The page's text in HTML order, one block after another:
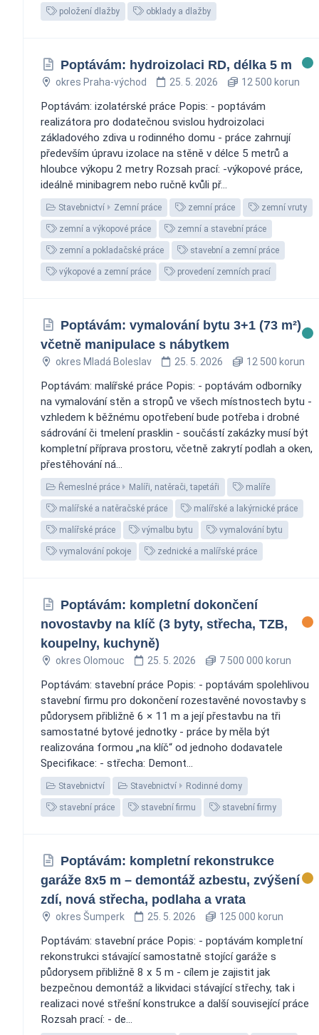
položení dlažby obklady a dlažby
Poptávám: hydroizolaci RD, délka 5 m
okres Praha-východ 25. 5. 2026 12 500 korun
Poptávám: izolatérské práce Popis: - poptávám
realizátora pro dodatečnou svislou hydroizolaci
základového zdiva u rodinného domu - práce zahrnují
především úpravu izolace na stěně v délce 5 metrů a
hloubce výkopu 2 metry Rozsah prací: -výkopové práce,
ideálně minibagrem nebo ručně kvůli př...
Stavebnictví Zemní práce zemní práce zemní vruty
zemní a výkopové práce zemní a stavební práce
zemní a pokladačské práce stavební a zemní práce
výkopové a zemní práce provedení zemních prací
Poptávám: vymalování bytu 3+1 (73 m²)
včetně manipulace s nábytkem
okres Mladá Boleslav 25. 5. 2026 12 500 korun
Poptávám: malířské práce Popis: - poptávám odborníky
na vymalování stěn a stropů ve všech místnostech bytu -
vzhledem k běžnému opotřebení bude potřeba i drobné
sádrování či tmelení prasklin - součástí zakázky musí být
kompletní příprava prostoru, včetně zakrytí podlah a oken,
přestěhování ná...
Řemeslné práce Malíři, natěrači, tapetáři malíře
malířské a natěračské práce malířské a lakýrnické práce
malířské práce výmalbu bytu vymalování bytu
vymalování pokoje zednické a malířské práce
Poptávám: kompletní dokončení
novostavby na klíč (3 byty, střecha, TZB,
koupelny, kuchyně)
okres Olomouc 25. 5. 2026 7 500 000 korun
Poptávám: stavební práce Popis: - poptávám spolehlivou
stavební firmu pro dokončení rozestavěné novostavby s
půdorysem přibližně 6 × 11 m a její přestavbu na tři
samostatné bytové jednotky - práce by měla být
realizována formou „na klíč“ od jednoho dodavatele
Specifikace: - střecha: Demont...
Stavebnictví Stavebnictví Rodinné domy
stavební práce stavební firmu stavební firmy
Poptávám: kompletní rekonstrukce
garáže 8x5 m – demontáž azbestu, zvýšení
zdí, nová střecha, podlaha a vrata
okres Šumperk 25. 5. 2026 125 000 korun
Poptávám: stavební práce Popis: - poptávám kompletní
rekonstrukci stávající samostatně stojící garáže s
půdorysem přibližně 8 x 5 m - cílem je zajistit jak
bezpečnou demontáž a likvidaci stávající střechy, tak i
realizaci nové střešní konstrukce a další související práce
Rozsah prací: - de...